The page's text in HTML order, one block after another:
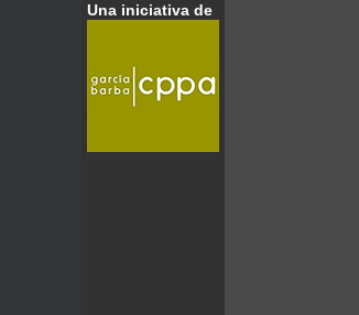
Una iniciativa de